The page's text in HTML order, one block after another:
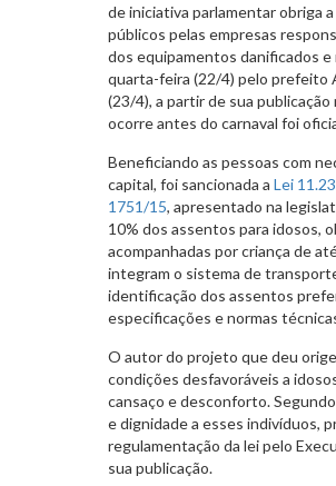
de iniciativa parlamentar obriga
públicos pelas empresas
dos equipamentos danificados e
quarta-feira (22/4) pelo prefeito
(23/4), a partir de sua
ocorre antes do carnaval foi
Beneficiando as pessoas com
capital, foi sancionada a Lei
1751/15, apresentado na
10% dos assentos para idosos,
acompanhadas por criança de
integram o sistema de
identificação dos assentos
especificações e normas
O autor do projeto que deu
condições desfavoráveis a
cansaço e desconforto.
e dignidade a esses indivíduos,
regulamentação da lei pelo
sua publicação.